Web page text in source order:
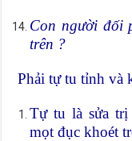
Con người đối
trên ?
Phải tự tu tỉnh và
Tự tu là sửa trị
mọt đục khoét